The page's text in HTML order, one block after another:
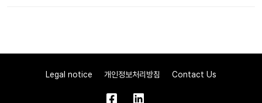
Legal notice 개인정보처리방침 Contact Us